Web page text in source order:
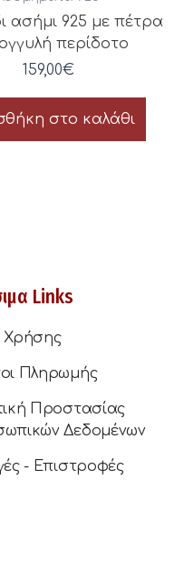
ασήμι 925 με πέτρα
περίδοτο
159,00€
στο καλάθι
Links
Χρήσης
Πληρωμής
Προστασίας
Δεδομένων
- Επιστροφές